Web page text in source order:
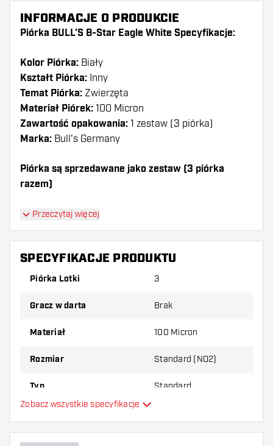
INFORMACJE O PRODUKCIE
Piórka BULL'S B-Star Eagle White Specyfikacje:
Kolor Piórka: Biały
Kształt Piórka: Inny
Temat Piórka: Zwierzęta
Materiał Piórek: 100 Micron
Zawartość opakowania: 1 zestaw (3 piórka)
Marka: Bull's Germany
Piórka są sprzedawane jako zestaw (3 piórka
razem)
Dartshopper tip!
Upewnij się, że masz pod ręką dużo piórek i
shaftów. Mogą one zostać uszkodzone lub
Wypróbuj inny kształt, materiał lub grubość
najbardziej Ci odpowiada!
Przeczytaj więcej
SPECYFIKACJE PRODUKTU
Piórka Lotki 3
Gracz w darta Brak
Materiał 100 Micron
Rozmiar Standard (NO2)
Typ Standard
Główny kolor
Zobacz wszystkie specyfikacje